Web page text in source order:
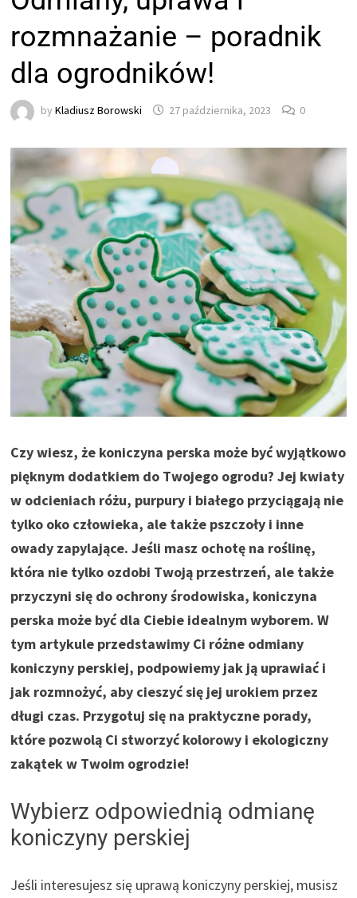
rozmnażanie – poradnik
dla ogrodników!
byKladiusz Borowski 27 października, 2023 0
Czy wiesz, że koniczyna perska może być wyjątkowo
pięknym dodatkiem do Twojego ogrodu? Jej kwiaty
w odcieniach różu, purpury i białego przyciągają nie
tylko oko człowieka, ale także pszczoły i inne
owady zapylające. Jeśli masz ochotę na roślinę,
która nie tylko ozdobi Twoją przestrzeń, ale także
przyczyni się do ochrony środowiska, koniczyna
perska może być dla Ciebie idealnym wyborem. W
tym artykule przedstawimy Ci różne odmiany
koniczyny perskiej, podpowiemy jak ją uprawiać i
jak rozmnożyć, aby cieszyć się jej urokiem przez
długi czas. Przygotuj się na praktyczne porady,
które pozwolą Ci stworzyć kolorowy i ekologiczny
zakątek w Twoim ogrodzie!
Wybierz odpowiednią odmianę
koniczyny perskiej
Jeśli interesujesz się uprawą koniczyny perskiej, musisz